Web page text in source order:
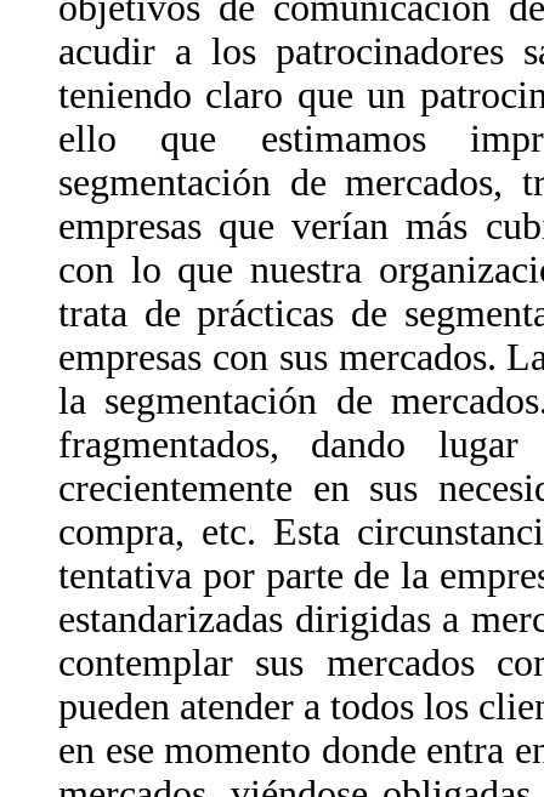
acudir a los patrocinadores
teniendo claro que un
ello que estimamos
segmentación de mercados,
empresas que verían más
con lo que nuestra
trata de prácticas de
empresas con sus mercados.
la segmentación de
fragmentados, dando
crecientemente en sus
compra, etc. Esta
tentativa por parte de la
estandarizadas dirigidas a
contemplar sus mercados
pueden atender a todos los
en ese momento donde entra